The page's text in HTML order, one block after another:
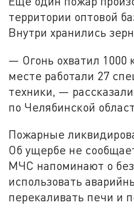
территории оптовой
Внутри хранились
— Огонь охватил 1000
месте работали 27
техники, —
по Челябинской
Пожарные
Об ущербе не
МЧС напоминают о
использовать
перекаливать печи и